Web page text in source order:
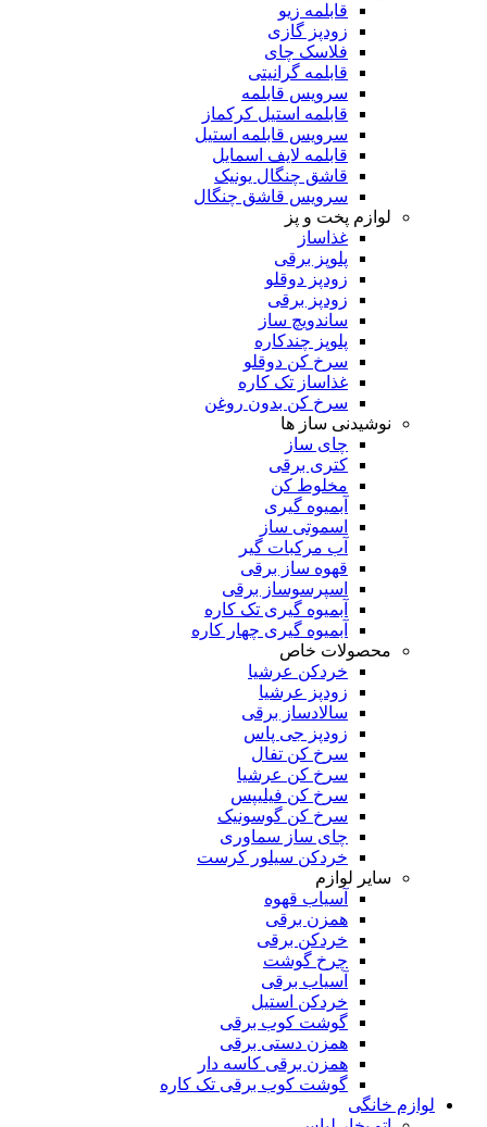
قابلمه زیو
زودپز گازی
فلاسک چای
قابلمه گرانیتی
سرویس قابلمه
قابلمه استیل کرکماز
سرویس قابلمه استیل
قابلمه لایف اسمایل
قاشق چنگال یونیک
سرویس قاشق چنگال
لوازم پخت و پز
غذاساز
پلوپز برقی
زودپز دوقلو
زودپز برقی
ساندویچ ساز
پلوپز چندکاره
سرخ کن دوقلو
غذاساز تک کاره
سرخ کن بدون روغن
نوشیدنی ساز ها
چای ساز
کتری برقی
مخلوط کن
آبمیوه گیری
اسموتی ساز
آب مرکبات گیر
قهوه ساز برقی
اسپرسوساز برقی
آبمیوه گیری تک کاره
آبمیوه گیری چهار کاره
محصولات خاص
خردکن عرشیا
زودپز عرشیا
سالادساز برقی
زودپز جی پاس
سرخ کن تفال
سرخ کن عرشیا
سرخ کن فیلیپس
سرخ کن گوسونیک
چای ساز سماوری
خردکن سیلور کرست
سایر لوازم
آسیاب قهوه
همزن برقی
خردکن برقی
چرخ گوشت
آسیاب برقی
خردکن استیل
گوشت کوب برقی
همزن دستی برقی
همزن برقی کاسه دار
گوشت کوب برقی تک کاره
لوازم خانگی